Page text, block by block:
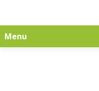
Menu